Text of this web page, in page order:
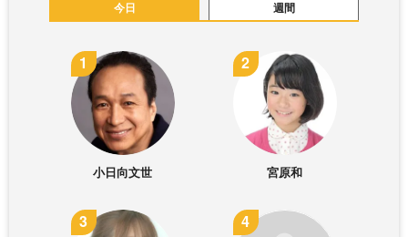
今日 週間
小日向文世 宮原和